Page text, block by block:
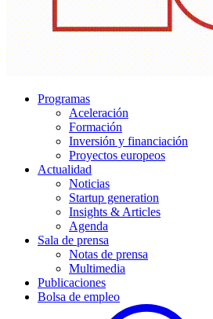
Programas
Aceleración
Formación
Inversión y financiación
Proyectos europeos
Actualidad
Noticias
Startup generation
Insights & Articles
Agenda
Sala de prensa
Notas de prensa
Multimedia
Publicaciones
Bolsa de empleo